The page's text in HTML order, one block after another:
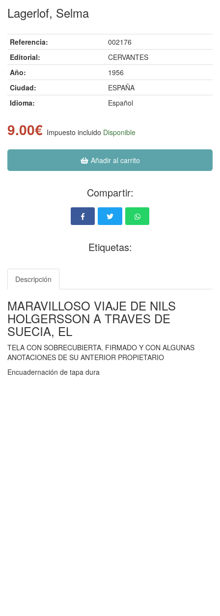
Lagerlof, Selma
Referencia:
002176
Editorial:
CERVANTES
Año:
1956
Ciudad:
ESPAÑA
Idioma:
Español
9.00€ Impuesto incluido Disponible
Añadir al carrito
Compartir:
Etiquetas:
Descripción
MARAVILLOSO VIAJE DE NILS
HOLGERSSON A TRAVES DE
SUECIA, EL
TELA CON SOBRECUBIERTA. FIRMADO Y CON ALGUNAS
ANOTACIONES DE SU ANTERIOR PROPIETARIO
Encuadernación de tapa dura